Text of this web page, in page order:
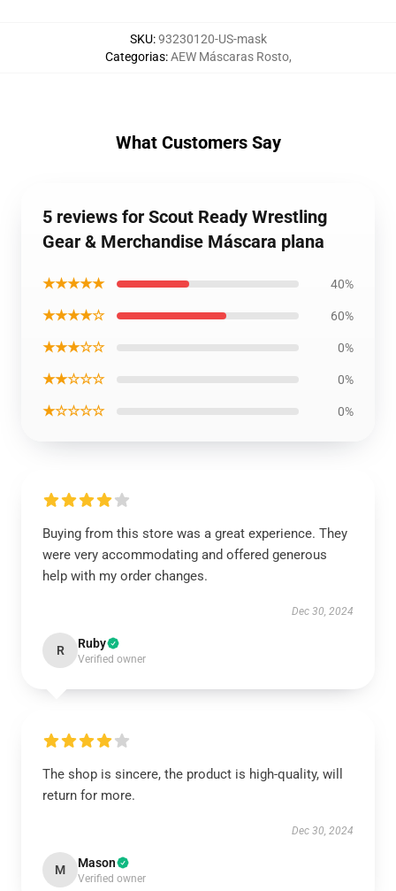
SKU:93230120-US-mask
Categorias:AEW Máscaras Rosto,
What Customers Say
5 reviews for Scout Ready Wrestling
Gear & Merchandise Máscara plana
★★★★★ 40%
★★★★☆ 60%
★★★☆☆ 0%
★★☆☆☆ 0%
★☆☆☆☆ 0%
Buying from this store was a great experience. They
were very accommodating and offered generous
help with my order changes.
Dec 30, 2024
R Ruby
Verified owner
The shop is sincere, the product is high-quality, will
return for more.
Dec 30, 2024
M Mason
Verified owner